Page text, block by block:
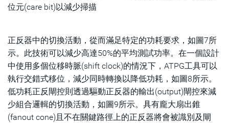
位元(care bit)以減少掃描
正反器中的切換活動，從而滿足特定的功耗要求，如圖7所
示。此技術可以減少高達50%的平均測試功率。在一個設計
中使用多個位移時脈(shift clock)的情況下，ATPG工具可以
執行交錯式移位，減少同時轉換以降低功耗，如圖8所示。
低功耗正反閘控則透過驅動正反器的輸出(output)閘控來減
少組合邏輯的切換活動，如圖9所示。具有龐大扇出錐
(fanout cone)且不在關鍵路徑上的正反器將會被識別及閘